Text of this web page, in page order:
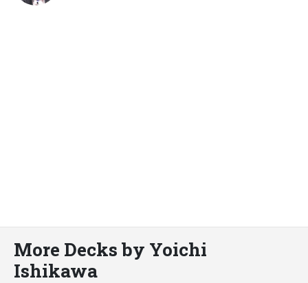
More Decks by Yoichi
Ishikawa